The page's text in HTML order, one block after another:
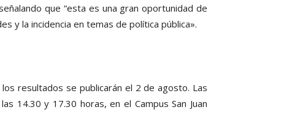
que “esta es una gran oportunidad de
y la incidencia en temas de política pública».
resultados se publicarán el 2 de agosto. Las
14.30 y 17.30 horas, en el Campus San Juan